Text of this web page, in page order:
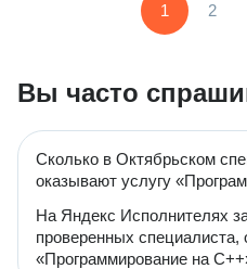
1 2
Вы часто
Сколько в Октябрьском
оказывают услугу
На Яндекс Исполнителях
проверенных
«Программирование на